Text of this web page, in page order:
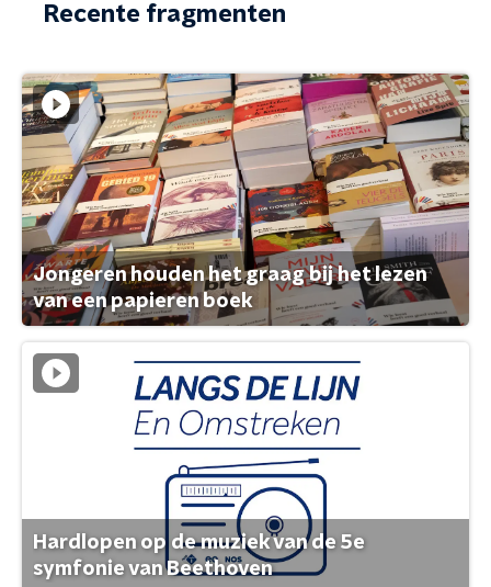
Recente fragmenten
Jongeren houden het graag bij het lezen
van een papieren boek
Hardlopen op de muziek van de 5e
symfonie van Beethoven